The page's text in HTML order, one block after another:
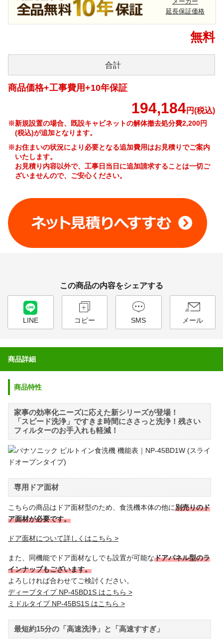
延長保証価格
無料
合計
商品価格+工事費用+10年保証
194,184円(税込)
※新規設置の場合、既設キャビネットの解体撤去処分費2,200円
(税込)が追加となります。
※お住まいの状況により必要となる追加費用はお見積りでご案内
いたします。
お見積り内容以外で、工事日当日に追加請求することは一切ご
ざいませんので、ご安心ください。
この商品の内容をシェアする
LINE コピー SMS メール
商品詳細
商品特性
家事の効率化ニーズに応えた新シリーズが登場！
「スピード洗浄」ですきま時間にささっと洗浄！残さい
フィルターのお手入れも軽減！
専用ドア面材
こちらの商品はドア面材型のため、食洗機本体の他に別売りのド
ア面材が必要です。
ドア面材について詳しくはこちら >
また、同機能でドア面材なしでも設置が可能なドアパネル型のラ
インナップもございます。
よろしければ合わせてご検討ください。
ディープタイプ NP-45BD1S はこちら >
ミドルタイプ NP-45BS1S はこちら >
最短約15分の「高速洗浄」と「高速すすぎ」